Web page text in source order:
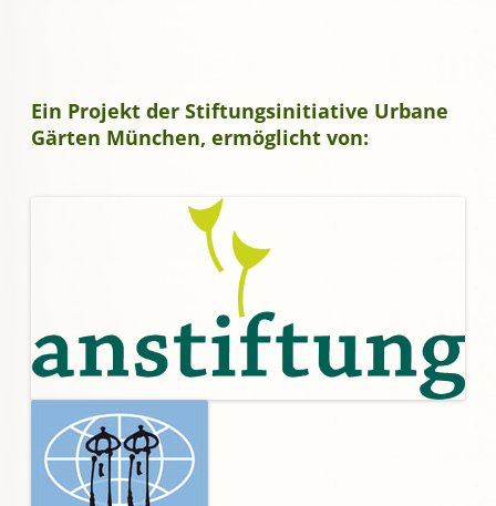
Ein Projekt der Stiftungsinitiative Urbane
Gärten München, ermöglicht von: